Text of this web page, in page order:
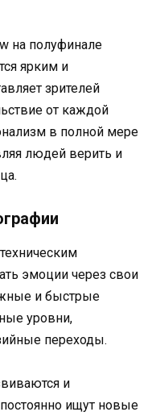
на полуфинале
ярким и
зрителей
от каждой
в полной мере
людей верить и
эмоции через свои
и быстрые
уровни,
переходы.
и
ищут новые